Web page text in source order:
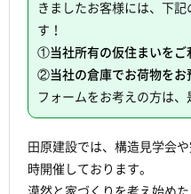
きましたお客様には、下
す！
①当社所有の仮住まいをご
②当社の倉庫でお荷物をお
フォームをお考えの方は、
田原建設では、構造見学会
時開催しております。
漠然と家づくりを考え始め